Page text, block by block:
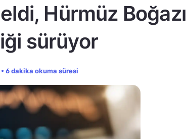
Hürmüz Boğazı
sürüyor
6 dakika okuma süresi